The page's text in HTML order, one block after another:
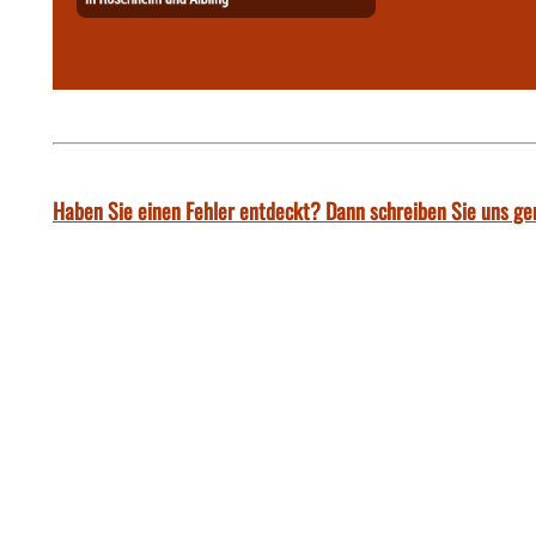
Haben Sie einen Fehler entdeckt? Dann schreiben Sie uns